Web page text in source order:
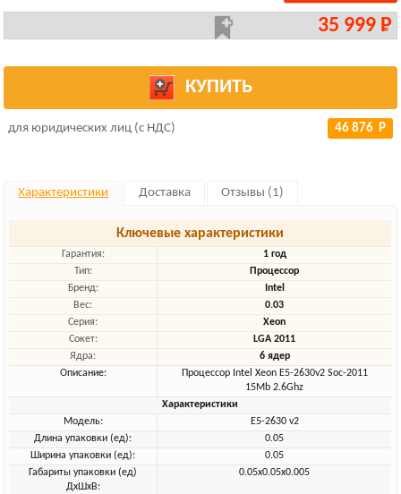
35 999 Р
КУПИТЬ
для юридических лиц (с НДС) 46 876 Р
Характеристики Доставка Отзывы (1)
Ключевые характеристики
Гарантия:
1 год
Тип:
Процессор
Бренд:
Intel
Вес:
0.03
Серия:
Xeon
Сокет:
LGA 2011
Ядра:
6 ядер
Описание:
Процессор Intel Xeon E5-2630v2 Soc-2011
15Mb 2.6Ghz
Характеристики
Модель:
E5-2630 v2
Длина упаковки (ед):
0.05
Ширина упаковки (ед):
0.05
Габариты упаковки (ед)
ДхШхВ:
0.05x0.05x0.005